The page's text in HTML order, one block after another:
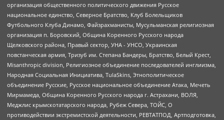
организация общественного политического движения Русское
национальное единство, Северное Братство, Клуб Болельщиков
Футбольного Клуба Динамо, Файзрахманисты, Мусульманская религиозная
организация п. Боровский, Община Коренного Русского народа
Щелковского района, Правый сектор, УНА - УНСО, Украинская
повстанческая армия, Тризуб им. Степана Бандеры, Братство, Белый Крест,
Misanthropic division, Религиозное объединение последователей инглиизма,
Народная Социальная Инициатива, TulaSkins, Этнополитическое
объединение Русские, Русское национальное объединение Атака, Мечеть
Мирмамеда, Община Коренного Русского народа г. Астрахани, ВОЛЯ,
Меджлис крымскотатарского народа, Рубеж Севера, ТОЙС, О
противодействии экстремистской деятельности, РЕВТАТПОД, Артподготовка,